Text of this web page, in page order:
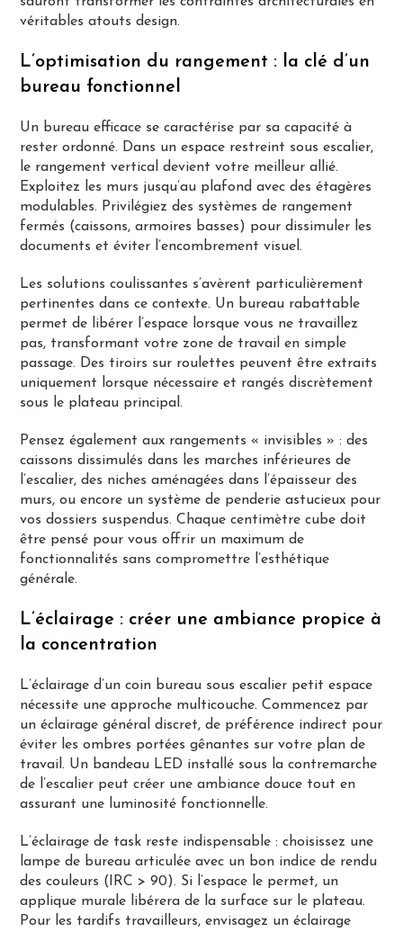
véritables atouts design.
L’optimisation du rangement : la clé d’un
bureau fonctionnel
Un bureau efficace se caractérise par sa capacité à
rester ordonné. Dans un espace restreint sous escalier,
le rangement vertical devient votre meilleur allié.
Exploitez les murs jusqu’au plafond avec des étagères
modulables. Privilégiez des systèmes de rangement
fermés (caissons, armoires basses) pour dissimuler les
documents et éviter l’encombrement visuel.
Les solutions coulissantes s’avèrent particulièrement
pertinentes dans ce contexte. Un bureau rabattable
permet de libérer l’espace lorsque vous ne travaillez
pas, transformant votre zone de travail en simple
passage. Des tiroirs sur roulettes peuvent être extraits
uniquement lorsque nécessaire et rangés discrètement
sous le plateau principal.
Pensez également aux rangements « invisibles » : des
caissons dissimulés dans les marches inférieures de
l’escalier, des niches aménagées dans l’épaisseur des
murs, ou encore un système de penderie astucieux pour
vos dossiers suspendus. Chaque centimètre cube doit
être pensé pour vous offrir un maximum de
fonctionnalités sans compromettre l’esthétique
générale.
L’éclairage : créer une ambiance propice à
la concentration
L’éclairage d’un coin bureau sous escalier petit espace
nécessite une approche multicouche. Commencez par
un éclairage général discret, de préférence indirect pour
éviter les ombres portées gênantes sur votre plan de
travail. Un bandeau LED installé sous la contremarche
de l’escalier peut créer une ambiance douce tout en
assurant une luminosité fonctionnelle.
L’éclairage de task reste indispensable : choisissez une
lampe de bureau articulée avec un bon indice de rendu
des couleurs (IRC > 90). Si l’espace le permet, un
applique murale libérera de la surface sur le plateau.
Pour les tardifs travailleurs, envisagez un éclairage